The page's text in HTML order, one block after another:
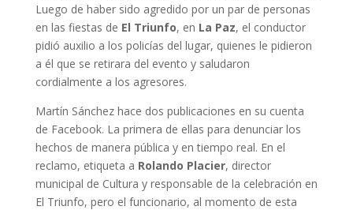
Luego de haber sido agredido por un par de personas
en las fiestas de El Triunfo, en La Paz, el conductor
pidió auxilio a los policías del lugar, quienes le pidieron
a él que se retirara del evento y saludaron
cordialmente a los agresores.
Martín Sánchez hace dos publicaciones en su cuenta
de Facebook. La primera de ellas para denunciar los
hechos de manera pública y en tiempo real. En el
reclamo, etiqueta a Rolando Placier, director
municipal de Cultura y responsable de la celebración en
El Triunfo, pero el funcionario, al momento de esta